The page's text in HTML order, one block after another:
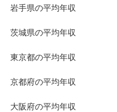
岩手県の平均年収
茨城県の平均年収
東京都の平均年収
京都府の平均年収
大阪府の平均年収